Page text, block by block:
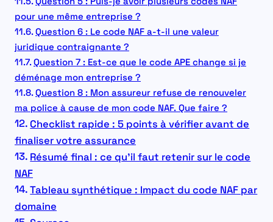
pour une même entreprise ?
Question 6 : Le code NAF a-t-il une valeur
juridique contraignante ?
Question 7 : Est-ce que le code APE change si je
déménage mon entreprise ?
Question 8 : Mon assureur refuse de renouveler
ma police à cause de mon code NAF. Que faire ?
Checklist rapide : 5 points à vérifier avant de
finaliser votre assurance
Résumé final : ce qu’il faut retenir sur le code
NAF
Tableau synthétique : Impact du code NAF par
domaine